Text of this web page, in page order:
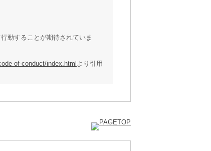
動することが期待されていま
of-conduct/index.html より引用